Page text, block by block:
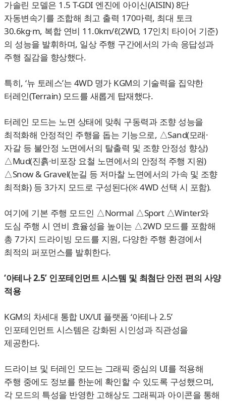
가솔린 모델은 1.5 T-GDI 엔진에 아이신(AISIN) 8단
자동변속기를 조합해 최고 출력 170마력, 최대 토크
30.6kg·m, 복합 연비 11.0km/ℓ(2WD, 17인치 타이어 기준)
의 성능을 발휘하며, 일상 주행 구간에서의 가속 응답성과
주행 질감을 향상했다.
특히, ‘뉴 토레스’는 4WD 명가 KGM의 기술력을 집약한
터레인(Terrain) 모드를 새롭게 탑재했다.
터레인 모드는 노면 상태에 맞춰 구동력과 조향 성능을
최적화해 안정적인 주행을 돕는 기능으로, △Sand(모래·
자갈 등 불안정 노면에서의 탈출력 및 조향 안정성 향상)
△Mud(진흙·비포장 요철 노면에서의 안정적 주행 지원)
△Snow & Gravel(눈길 등 저마찰 노면에서의 가속 및 조향
최적화) 등 3가지 모드로 구성된다(※ 4WD 선택 시 포함).
여기에 기본 주행 모드인 △Normal △Sport △Winter와
도심 주행 시 연비 효율성을 높이는 △2WD 모드를 포함해
총 7가지 드라이빙 모드를 지원, 다양한 주행 환경에서
최적의 퍼포먼스를 발휘한다.
‘아테나 2.5’ 인포테인먼트 시스템 및 최첨단 안전 편의 사양
적용
KGM의 차세대 통합 UX/UI 플랫폼 ‘아테나 2.5’
인포테인먼트 시스템은 강화된 시인성과 직관성을
제공한다.
드라이브 및 터레인 모드는 그래픽 중심의 UI를 적용해
주행 중에도 정보를 한눈에 확인할 수 있도록 구성했으며,
각 모드의 특성을 반영한 고해상도 그래픽과 아이콘을 통해